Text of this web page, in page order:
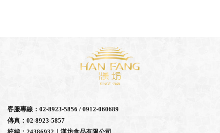
客服專線：02-8923-5856 / 0912-060689
傳真：02-8923-5857